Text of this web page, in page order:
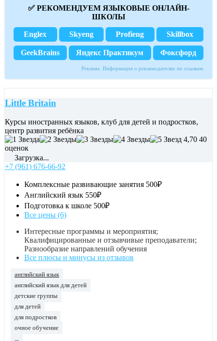
✅ РЕКОМЕНДУЕМ ЯЗЫКОВЫЕ ОНЛАЙН-
ШКОЛЫ
Englex Skyeng Profieng Skillbox
GeekBrains Яндекс Практикум Фоксфорд
Реклама. Информация о рекламодателях по ссылкам.
Little Britain
Курсы иностранных языков, клуб для детей и подростков,
центр развития ребёнка
4,70 40
оценок
Загрузка...
+7 (961) 676-66-92
Комплексные развивающие занятия 500₽
Английский язык 550₽
Подготовка к школе 500₽
Все цены (6)
Интересные программы и мероприятия;
Квалифицированные и отзывчивые преподаватели;
Разнообразие направлений обучения
Все плюсы и минусы из отзывов
английский язык
английский язык для детей
детские группы
для детей
для подростков
очное обучение